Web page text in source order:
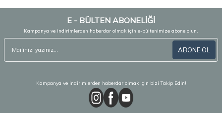
E - BÜLTEN ABONELİĞİ
Kampanya ve indirimlerden haberdar olmak için e-bültenimize abone olun.
ABONE OL
Kampanya ve indirimlerden haberdar olmak için bizi Takip Edin!